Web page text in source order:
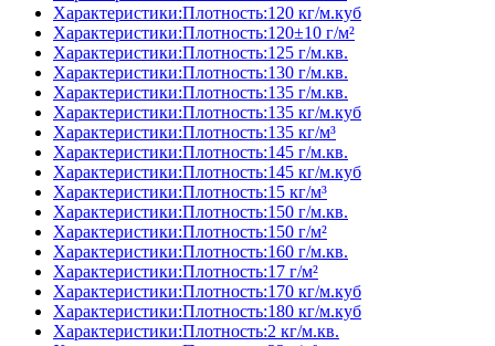
Характеристики:Плотность:120 кг/м.куб
Характеристики:Плотность:120±10 г/м²
Характеристики:Плотность:125 г/м.кв.
Характеристики:Плотность:130 г/м.кв.
Характеристики:Плотность:135 г/м.кв.
Характеристики:Плотность:135 кг/м.куб
Характеристики:Плотность:135 кг/м³
Характеристики:Плотность:145 г/м.кв.
Характеристики:Плотность:145 кг/м.куб
Характеристики:Плотность:15 кг/м³
Характеристики:Плотность:150 г/м.кв.
Характеристики:Плотность:150 г/м²
Характеристики:Плотность:160 г/м.кв.
Характеристики:Плотность:17 г/м²
Характеристики:Плотность:170 кг/м.куб
Характеристики:Плотность:180 кг/м.куб
Характеристики:Плотность:2 кг/м.кв.